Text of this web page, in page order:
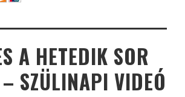
A HETEDIK SOR
– SZÜLINAPI VIDEÓ